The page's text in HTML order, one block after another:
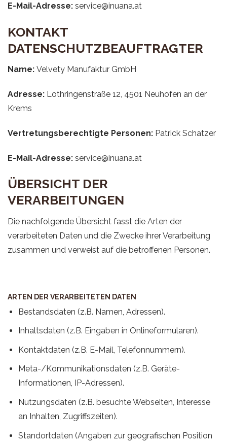
E-Mail-Adresse: service@inuana.at
KONTAKT
DATENSCHUTZBEAUFTRAGTER
Name: Velvety Manufaktur GmbH
Adresse: Lothringenstraße 12, 4501 Neuhofen an der
Krems
Vertretungsberechtigte Personen: Patrick Schatzer
E-Mail-Adresse: service@inuana.at
ÜBERSICHT DER
VERARBEITUNGEN
Die nachfolgende Übersicht fasst die Arten der
verarbeiteten Daten und die Zwecke ihrer Verarbeitung
zusammen und verweist auf die betroffenen Personen.
ARTEN DER VERARBEITETEN DATEN
Bestandsdaten (z.B. Namen, Adressen).
Inhaltsdaten (z.B. Eingaben in Onlineformularen).
Kontaktdaten (z.B. E-Mail, Telefonnummern).
Meta-/Kommunikationsdaten (z.B. Geräte-
Informationen, IP-Adressen).
Nutzungsdaten (z.B. besuchte Webseiten, Interesse
an Inhalten, Zugriffszeiten).
Standortdaten (Angaben zur geografischen Position